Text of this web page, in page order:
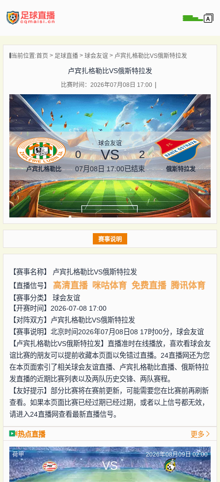
播
闻
当前位置:首页 足球直播 球会友谊 卢宾扎格勒比VS俄斯特拉发
卢宾扎格勒比VS俄斯特拉发
比赛时间：2026年07月08日 17:00
卢宾扎格勒比
球会友谊
0 VS 2
07月08日 17:00已结束 俄斯特拉发
赛事说明
【赛事名称】
卢宾扎格勒比VS俄斯特拉发
【直播信号】
高清直播 咪咕体育 免费直播 腾讯体育
【赛事分类】 球会友谊
【开赛时间】2026-07-08 17:00
【对阵双方】
卢宾扎格勒比VS俄斯特拉发
【赛事说明】北京时间2026年07月08日08 17时00分，球会友谊
【卢宾扎格勒比VS俄斯特拉发】直播准时在线播放，喜欢看球会友
谊比赛的朋友可以提前收藏本页面以免错过直播。24直播网还为您
在本页面索引了相关球会友谊直播、卢宾扎格勒比直播、俄斯特拉
发直播的近期比赛列表以及两队历史交锋、两队赛程。
【友好提示】部分比赛将在赛前更新，可能需要您在比赛前再刷新
查看。如果本页面比赛已经过期已经过期，或者以上信号都无效，
请进入24直播网查看最新直播信号。
热点直播 更多
荷甲 2026年08月09日 02:00
VS